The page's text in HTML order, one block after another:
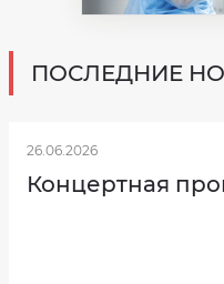
ПОСЛЕДНИЕ
26.06.2026
Концертная